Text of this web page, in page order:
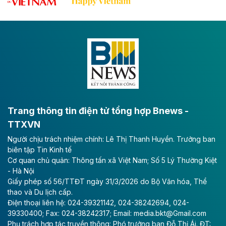
tốc CT.11 qua Ninh Bình
Đông A dài khoảng 25,1 km được kỳ vọng sẽ tạo động
lực phát triển kinh tế - xã hội khu vực phía Nam đồng
Long Thành
Tổng công ty Cảng hàng không Việt Nam - CTCP
(ACV) vừa lập kỷ lục mới về lợi nhuận trong quý
II/2026.
Theo baodautu.vn
Vinaconex lập đỉnh doanh thu
Tổng CTCP Xuất nhập khẩu và Xây dựng Việt Nam
(Vinaconex) đã khép lại nửa đầu năm với doanh thu
Trang thông tin điện tử tổng hợp Bnews -
TTXVN
Người chịu trách nhiệm chính: Lê Thị Thanh Huyền. Trưởng ban
biên tập Tin Kinh tế
Cơ quan chủ quản: Thông tấn xã Việt Nam; Số 5 Lý Thường Kiệt
- Hà Nội
Giấy phép số 56/TTĐT ngày 31/3/2026 do Bộ Văn hóa, Thể
thao và Du lịch cấp.
Điện thoại liên hệ: 024-39321142, 024-38242694, 024-
39330400; Fax: 024-38242317; Email: media.bkt@Gmail.com
Phụ trách hợp tác truyền thông: Phó trưởng ban Đỗ Thị Ái. ĐT: